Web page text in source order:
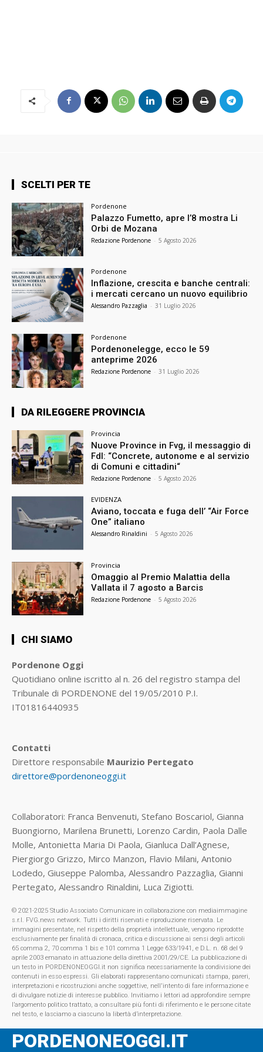
SCELTI PER TE
Pordenone
Palazzo Fumetto, apre l’8 mostra Li
Orbi de Mozana
Redazione Pordenone - 5 Agosto 2026
Pordenone
Inflazione, crescita e banche centrali:
i mercati cercano un nuovo equilibrio
Alessandro Pazzaglia - 31 Luglio 2026
Pordenone
Pordenonelegge, ecco le 59
anteprime 2026
Redazione Pordenone - 31 Luglio 2026
DA RILEGGERE PROVINCIA
Provincia
Nuove Province in Fvg, il messaggio di
FdI: “Concrete, autonome e al servizio
di Comuni e cittadini“
Redazione Pordenone - 5 Agosto 2026
EVIDENZA
Aviano, toccata e fuga dell’ “Air Force
One” italiano
Alessandro Rinaldini - 5 Agosto 2026
Provincia
Omaggio al Premio Malattia della
Vallata il 7 agosto a Barcis
Redazione Pordenone - 5 Agosto 2026
CHI SIAMO
Pordenone Oggi
Quotidiano online iscritto al n. 26 del registro stampa del
Tribunale di PORDENONE del 19/05/2010 P.I.
IT01816440935
Contatti
Direttore responsabile Maurizio Pertegato
direttore@pordenoneoggi.it
Collaboratori: Franca Benvenuti, Stefano Boscariol, Gianna
Buongiorno, Marilena Brunetti, Lorenzo Cardin, Paola Dalle
Molle, Antonietta Maria Di Paola, Gianluca Dall’Agnese,
Piergiorgo Grizzo, Mirco Manzon, Flavio Milani, Antonio
Lodedo, Giuseppe Palomba, Alessandro Pazzaglia, Gianni
Pertegato, Alessandro Rinaldini, Luca Zigiotti.
© 2021-2025 Studio Associato Comunicare in collaborazione con mediaimmagine
s.r.l. FVG.news network. Tutti i diritti riservati e riproduzione riservata. Le
immagini presentate, nel rispetto della proprietà intellettuale, vengono riprodotte
esclusivamente per finalità di cronaca, critica e discussione ai sensi degli articoli
65 comma 2, 70 comma 1 bis e 101 comma 1 Legge 633/1941, e D.L. n. 68 del 9
aprile 2003 emanato in attuazione della direttiva 2001/29/CE. La pubblicazione di
un testo in PORDENONEOGGI.it non significa necessariamente la condivisione dei
contenuti in esso espressi. Gli elaborati rappresentano comunicati stampa, pareri,
interpretazioni e ricostruzioni anche soggettive, nell'intento di fare informazione e
di divulgare notizie di interesse pubblico. Invitiamo i lettori ad approfondire sempre
l’argomento politico trattato, a consultare più fonti di riferimento e le persone citate
nel testo, e lasciamo a ciascuno la libertà d’interpretazione.
PORDENONEOGGI.IT